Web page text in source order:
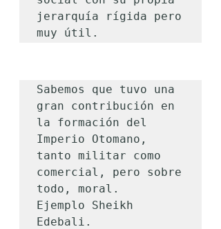
jerarquía rígida pero
muy útil.
Sabemos que tuvo una
gran contribución en
la formación del
Imperio Otomano,
tanto militar como
comercial, pero sobre
todo, moral.
Ejemplo Sheikh
Edebali.